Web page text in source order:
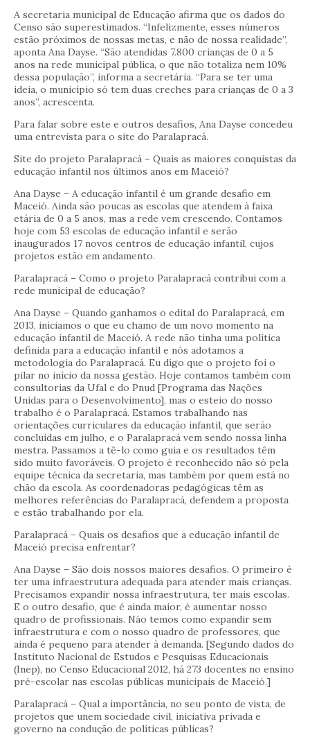
A secretaria municipal de Educação afirma que os dados do
Censo são superestimados. “Infelizmente, esses números
estão próximos de nossas metas, e não de nossa realidade”,
aponta Ana Dayse. “São atendidas 7.800 crianças de 0 a 5
anos na rede municipal pública, o que não totaliza nem 10%
dessa população”, informa a secretária. “Para se ter uma
ideia, o município só tem duas creches para crianças de 0 a 3
anos”, acrescenta.
Para falar sobre este e outros desafios, Ana Dayse concedeu
uma entrevista para o site do Paralapracá.
Site do projeto Paralapracá – Quais as maiores conquistas da
educação infantil nos últimos anos em Maceió?
Ana Dayse – A educação infantil é um grande desafio em
Maceió. Ainda são poucas as escolas que atendem à faixa
etária de 0 a 5 anos, mas a rede vem crescendo. Contamos
hoje com 53 escolas de educação infantil e serão
inaugurados 17 novos centros de educação infantil, cujos
projetos estão em andamento.
Paralapracá – Como o projeto Paralapracá contribui com a
rede municipal de educação?
Ana Dayse – Quando ganhamos o edital do Paralapracá, em
2013, iniciamos o que eu chamo de um novo momento na
educação infantil de Maceió. A rede não tinha uma política
definida para a educação infantil e nós adotamos a
metodologia do Paralapracá. Eu digo que o projeto foi o
pilar no início da nossa gestão. Hoje contamos também com
consultorias da Ufal e do Pnud [Programa das Nações
Unidas para o Desenvolvimento], mas o esteio do nosso
trabalho é o Paralapracá. Estamos trabalhando nas
orientações curriculares da educação infantil, que serão
concluídas em julho, e o Paralapracá vem sendo nossa linha
mestra. Passamos a tê-lo como guia e os resultados têm
sido muito favoráveis. O projeto é reconhecido não só pela
equipe técnica da secretaria, mas também por quem está no
chão da escola. As coordenadoras pedagógicas têm as
melhores referências do Paralapracá, defendem a proposta
e estão trabalhando por ela.
Paralapracá – Quais os desafios que a educação infantil de
Maceió precisa enfrentar?
Ana Dayse – São dois nossos maiores desafios. O primeiro é
ter uma infraestrutura adequada para atender mais crianças.
Precisamos expandir nossa infraestrutura, ter mais escolas.
E o outro desafio, que é ainda maior, é aumentar nosso
quadro de profissionais. Não temos como expandir sem
infraestrutura e com o nosso quadro de professores, que
ainda é pequeno para atender à demanda. [Segundo dados do
Instituto Nacional de Estudos e Pesquisas Educacionais
(Inep), no Censo Educacional 2012, há 273 docentes no ensino
pré-escolar nas escolas públicas municipais de Maceió.]
Paralapracá – Qual a importância, no seu ponto de vista, de
projetos que unem sociedade civil, iniciativa privada e
governo na condução de políticas públicas?